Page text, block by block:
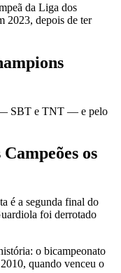
da Liga dos
2023, depois de ter
— SBT e TNT — e pelo
os
é a segunda final do
foi derrotado
o bicampeonato
quando venceu o